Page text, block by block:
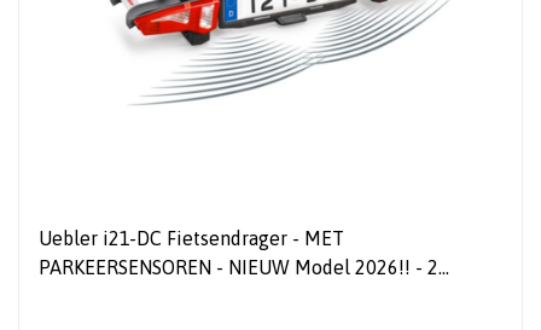
Uebler i21-DC Fietsendrager - MET
PARKEERSENSOREN - NIEUW Model 2026!! - 2